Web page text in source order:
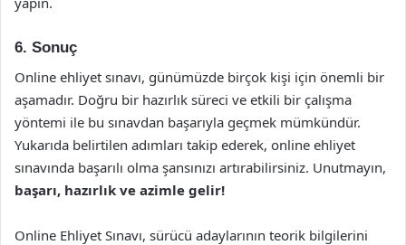
6. Sonuç
Online ehliyet sınavı, günümüzde birçok kişi için önemli bir
aşamadır. Doğru bir hazırlık süreci ve etkili bir çalışma
yöntemi ile bu sınavdan başarıyla geçmek mümkündür.
Yukarıda belirtilen adımları takip ederek, online ehliyet
sınavında başarılı olma şansınızı artırabilirsiniz. Unutmayın,
başarı, hazırlık ve azimle gelir!
Online Ehliyet Sınavı, sürücü adaylarının teorik bilgilerini